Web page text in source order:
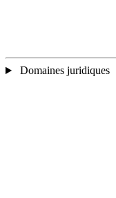
Domaines juridiques